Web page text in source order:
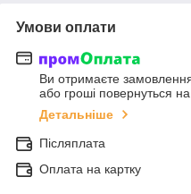
Умови оплати
Ви отримаєте
або гроші повернуться
Детальніше
Післяплата
Оплата на картку